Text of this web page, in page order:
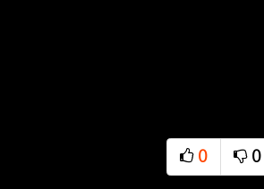
0
추천
0
비